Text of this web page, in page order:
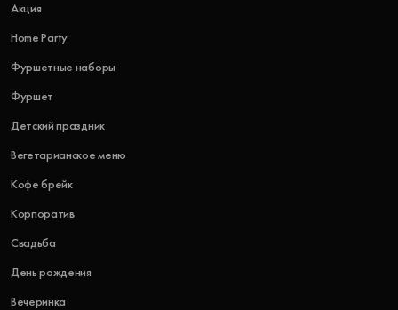
Акция
Home Party
Фуршетные наборы
Фуршет
Детский праздник
Вегетарианское меню
Кофе брейк
Корпоратив
Свадьба
День рождения
Вечеринка